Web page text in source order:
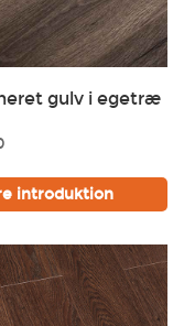
gulv i egetræ
introduktion
og
og mere